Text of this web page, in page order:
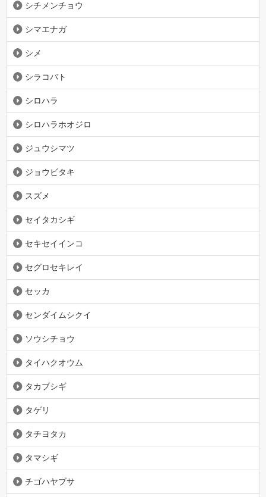
シチメンチョウ
シマエナガ
シメ
シラコバト
シロハラ
シロハラホオジロ
ジュウシマツ
ジョウビタキ
スズメ
セイタカシギ
セキセイインコ
セグロセキレイ
セッカ
センダイムシクイ
ソウシチョウ
タイハクオウム
タカブシギ
タゲリ
タチヨタカ
タマシギ
チゴハヤブサ